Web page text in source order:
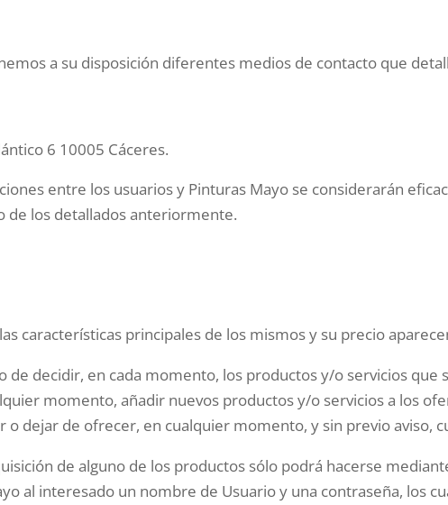
a su disposición diferentes medios de contacto que
6 10005 Cáceres.
entre los usuarios y Pinturas Mayo se considerarán
de los detallados anteriormente.
características principales de los mismos y su precio
de decidir, en cada momento, los productos y/o servicios que
momento, añadir nuevos productos y/o servicios a los
o dejar de ofrecer, en cualquier momento, y sin previo aviso,
de alguno de los productos sólo podrá hacerse
al interesado un nombre de Usuario y una contraseña, los